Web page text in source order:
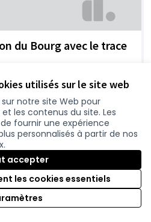
utilisés sur le site web
notre site Web pour
les contenus du site. Les
fournir une expérience
personnalisés à partir de nos
accepter
les cookies essentiels
du Bourg avec le trace
Pazanne?